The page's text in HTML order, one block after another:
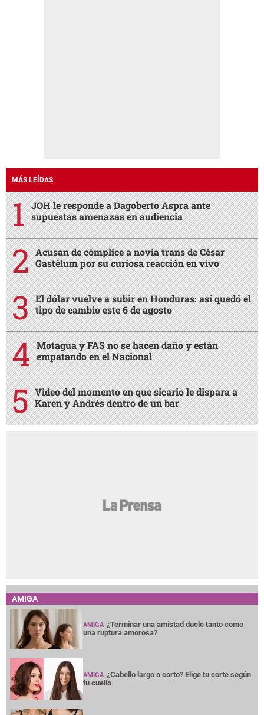
MÁS LEÍDAS
JOH le responde a Dagoberto Aspra ante
supuestas amenazas en audiencia
Acusan de cómplice a novia trans de César
Gastélum por su curiosa reacción en vivo
El dólar vuelve a subir en Honduras: así quedó el
tipo de cambio este 6 de agosto
Motagua y FAS no se hacen daño y están
empatando en el Nacional
Video del momento en que sicario le dispara a
Karen y Andrés dentro de un bar
AMIGA
AMIGA ¿Terminar una amistad duele tanto como
una ruptura amorosa?
AMIGA ¿Cabello largo o corto? Elige tu corte según
tu cuello